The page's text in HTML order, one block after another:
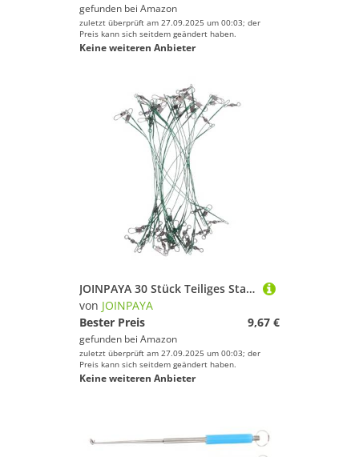
gefunden bei Amazon
zuletzt überprüft am 27.09.2025 um 00:03; der
Preis kann sich seitdem geändert haben.
Keine weiteren Anbieter
JOINPAYA 30 Stück Teiliges Stahlvorfachset mit Wirbel und Druckknopf Angeldrahtvorfächer mit Antibissfester Struktur Stabile Verbindung und Schnelle Köderwechsel für Meeresangeln
von JOINPAYA
Bester Preis
9,67 €
gefunden bei Amazon
zuletzt überprüft am 27.09.2025 um 00:03; der
Preis kann sich seitdem geändert haben.
Keine weiteren Anbieter